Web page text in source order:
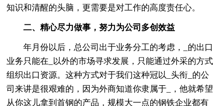
知识和清醒的头脑，更需要是对工作的高度责任心。
二、精心尽力做事，努力为公司多创效益
年月份以后，总公司出于业务分工的考虑，_的出口
业务只能在_以外的市场寻求发展，只能通过外采的方式
组织出口资源。这种方式对于我们这种冠以_头衔_的公
司来讲是很艰难的，因为外商知道你隶属于_，他就希望
从你这儿拿到首钢的产品，规模大一点的钢铁企业都有